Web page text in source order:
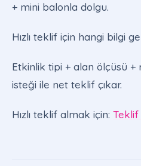
+ mini balonla dolgu.
Hızlı teklif için hangi bilgi
Etkinlik tipi + alan ölçüsü
isteği ile net teklif çıkar.
Hızlı teklif almak için: